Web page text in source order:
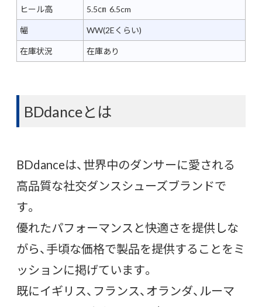
ヒール高
5.5㎝ 6.5cm
幅
WW(2Eくらい)
在庫状況
在庫あり
BDdanceとは
BDdanceは、世界中のダンサーに愛される
高品質な社交ダンスシューズブランドで
す。
優れたパフォーマンスと快適さを提供しな
がら、手頃な価格で製品を提供することをミ
ッションに掲げています。
既にイギリス、フランス、オランダ、ルーマ